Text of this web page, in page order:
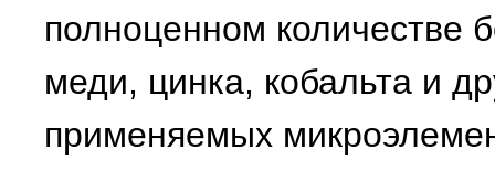
полноценном количестве
меди, цинка, кобальта и
применяемых